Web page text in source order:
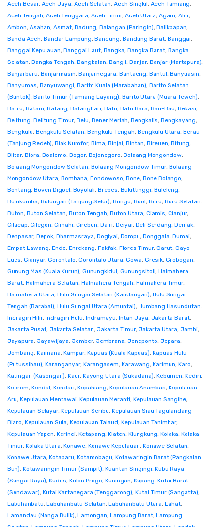
Aceh Besar, Aceh Jaya, Aceh Selatan, Aceh Singkil, Aceh Tamiang,
Aceh Tengah, Aceh Tenggara, Aceh Timur, Aceh Utara, Agam, Alor,
Ambon, Asahan, Asmat, Badung, Balangan (Paringin), Balikpapan,
Banda Aceh, Bandar Lampung, Bandung, Bandung Barat, Banggai,
Banggai Kepulauan, Banggai Laut, Bangka, Bangka Barat, Bangka
Selatan, Bangka Tengah, Bangkalan, Bangli, Banjar, Banjar (Martapura),
Banjarbaru, Banjarmasin, Banjarnegara, Bantaeng, Bantul, Banyuasin,
Banyumas, Banyuwangi, Barito Kuala (Marabahan), Barito Selatan
(Buntok), Barito Timur (Tamiang Layang), Barito Utara (Muara Teweh),
Barru, Batam, Batang, Batanghari, Batu, Batu Bara, Bau-Bau, Bekasi,
Belitung, Belitung Timur, Belu, Bener Meriah, Bengkalis, Bengkayang,
Bengkulu, Bengkulu Selatan, Bengkulu Tengah, Bengkulu Utara, Berau
(Tanjung Redeb), Biak Numfor, Bima, Binjai, Bintan, Bireuen, Bitung,
Blitar, Blora, Boalemo, Bogor, Bojonegoro, Bolaang Mongondow,
Bolaang Mongondow Selatan, Bolaang Mongondow Timur, Bolaang
Mongondow Utara, Bombana, Bondowoso, Bone, Bone Bolango,
Bontang, Boven Digoel, Boyolali, Brebes, Bukittinggi, Buleleng,
Bulukumba, Bulungan (Tanjung Selor), Bungo, Buol, Buru, Buru Selatan,
Buton, Buton Selatan, Buton Tengah, Buton Utara, Ciamis, Cianjur,
Cilacap, Cilegon, Cimahi, Cirebon, Dairi, Deiyai, Deli Serdang, Demak,
Denpasar, Depok, Dharmasraya, Dogiyai, Dompu, Donggala, Dumai,
Empat Lawang, Ende, Enrekang, Fakfak, Flores Timur, Garut, Gayo
Lues, Gianyar, Gorontalo, Gorontalo Utara, Gowa, Gresik, Grobogan,
Gunung Mas (Kuala Kurun), Gunungkidul, Gunungsitoli, Halmahera
Barat, Halmahera Selatan, Halmahera Tengah, Halmahera Timur,
Halmahera Utara, Hulu Sungai Selatan (Kandangan), Hulu Sungai
Tengah (Barabai), Hulu Sungai Utara (Amuntai), Humbang Hasundutan,
Indragiri Hilir, Indragiri Hulu, Indramayu, Intan Jaya, Jakarta Barat,
Jakarta Pusat, Jakarta Selatan, Jakarta Timur, Jakarta Utara, Jambi,
Jayapura, Jayawijaya, Jember, Jembrana, Jeneponto, Jepara,
Jombang, Kaimana, Kampar, Kapuas (Kuala Kapuas), Kapuas Hulu
(Putussibau), Karanganyar, Karangasem, Karawang, Karimun, Karo,
Katingan (Kasongan), Kaur, Kayong Utara (Sukadana), Kebumen, Kediri,
Keerom, Kendal, Kendari, Kepahiang, Kepulauan Anambas, Kepulauan
Aru, Kepulauan Mentawai, Kepulauan Meranti, Kepulauan Sangihe,
Kepulauan Selayar, Kepulauan Seribu, Kepulauan Siau Tagulandang
Biaro, Kepulauan Sula, Kepulauan Talaud, Kepulauan Tanimbar,
Kepulauan Yapen, Kerinci, Ketapang, Klaten, Klungkung, Kolaka, Kolaka
Timur, Kolaka Utara, Konawe, Konawe Kepulauan, Konawe Selatan,
Konawe Utara, Kotabaru, Kotamobagu, Kotawaringin Barat (Pangkalan
Bun), Kotawaringin Timur (Sampit), Kuantan Singingi, Kubu Raya
(Sungai Raya), Kudus, Kulon Progo, Kuningan, Kupang, Kutai Barat
(Sendawar), Kutai Kartanegara (Tenggarong), Kutai Timur (Sangatta),
Labuhanbatu, Labuhanbatu Selatan, Labuhanbatu Utara, Lahat,
Lamandau (Nanga Bulik), Lamongan, Lampung Barat, Lampung